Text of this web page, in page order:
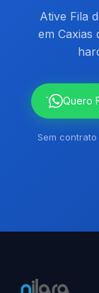
Ative Fila
em Caxias
` Quero
Sem contrato